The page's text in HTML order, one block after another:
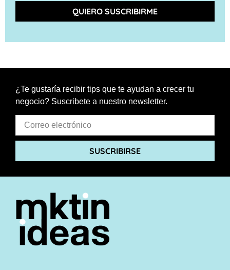
QUIERO SUSCRIBIRME
¿Te gustaría recibir tips que te ayudan a crecer tu
negocio? Suscribete a nuestro newsletter.
SUSCRIBIRSE